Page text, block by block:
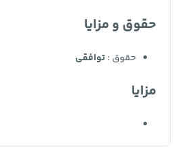
حقوق و مزایا
حقوق :توافقی
مزایا